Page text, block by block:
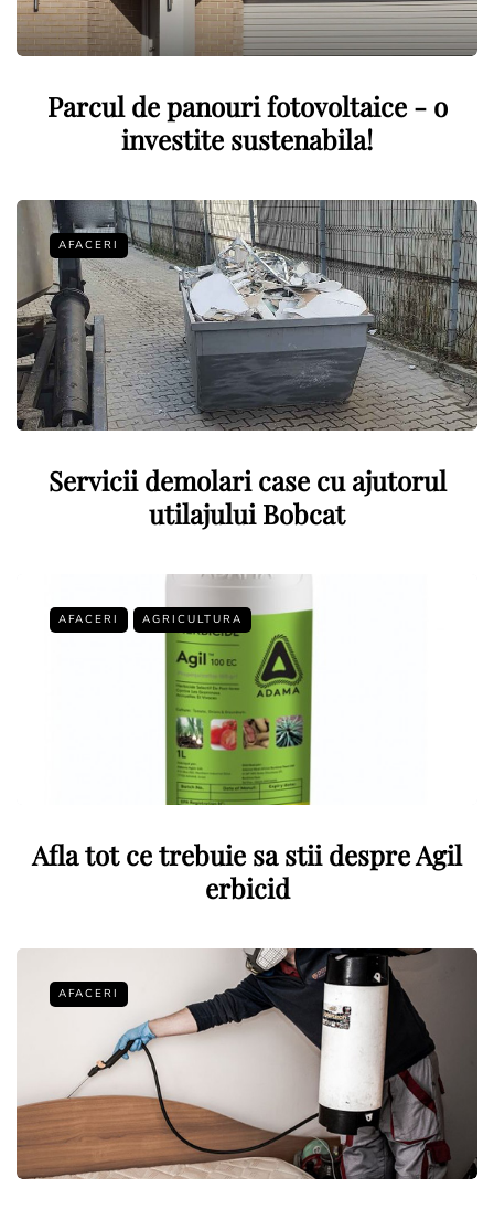
Parcul de panouri fotovoltaice - o
investite sustenabila!
AFACERI
Servicii demolari case cu ajutorul
utilajului Bobcat
AFACERI AGRICULTURA
Afla tot ce trebuie sa stii despre Agil
erbicid
AFACERI